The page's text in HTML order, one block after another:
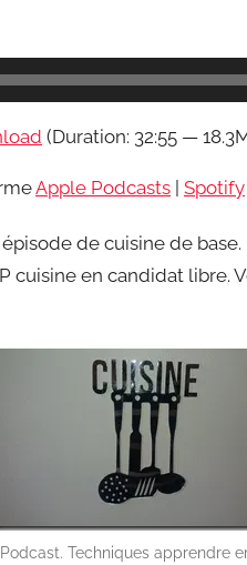
(Duration: 32:55 —
Apple Podcasts Spotify
de cuisine de
cuisine en candidat libre.
Podcast. Techniques apprendre